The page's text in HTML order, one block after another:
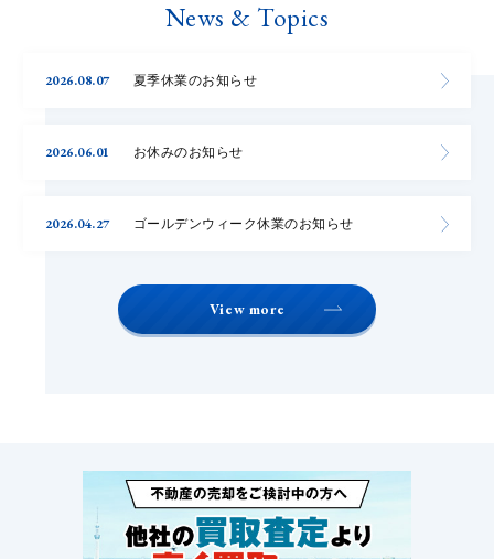
News & Topics
2026.08.07 夏季休業のお知らせ
2026.06.01 お休みのお知らせ
2026.04.27 ゴールデンウィーク休業のお知らせ
View more